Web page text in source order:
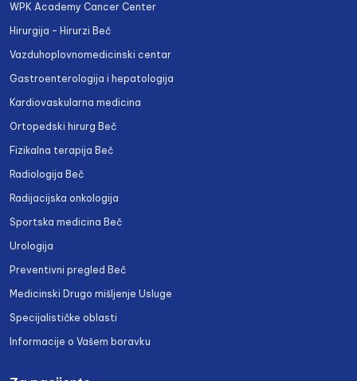
WPK Academy Cancer Center
Hirurgija – Hirurzi Beč
Vazduhoplovnomedicinski centar
Gastroenterologija i hepatologija
Kardiovaskularna medicina
Ortopedski hirurg Beč
Fizikalna terapija Beč
Radiologija Beč
Radijacijska onkologija
Sportska medicina Beč
Urologija
Preventivni pregled Beč
Medicinski Drugo mišljenje Usluge
Specijalističke oblasti
Informacije o Vašem boravku